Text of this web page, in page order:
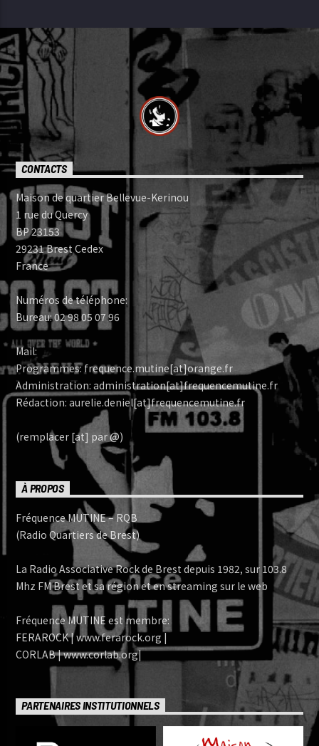
CONTACTS
Maison de quartier Bellevue-Kerinou
1 rue du Quercy
BP 23153
29231 Brest Cedex
France
Numéros de téléphone:
Bureau: 02 98 05 07 96
Mail:
Programmes: frequence.mutine[at]orange.fr
Administration: administration[at]frequencemutine.fr
Rédaction: aurelie.deniel[at]frequencemutine.fr
(remplacer [at] par @)
À PROPOS
Fréquence MUTINE – RQB
(Radio Quartiers de Brest)
La Radio Associative Rock de Brest depuis 1982, sur 103.8
Mhz FM Brest et sa région et en streaming sur le web
Fréquence MUTINE est membre:
FERAROCK | www.ferarock.org |
CORLAB | www.corlab.org|
PARTENAIRES INSTITUTIONNELS